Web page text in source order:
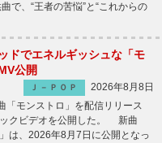
で、“王者の苦悩”と“これからの
ドでエネルギッシュな「モ
公開
Ｊ－ＰＯＰ
2026年8月8日
「モンストロ」を配信リリース
ックビデオを公開した。 新曲
」は、2026年8月7日に公開となっ